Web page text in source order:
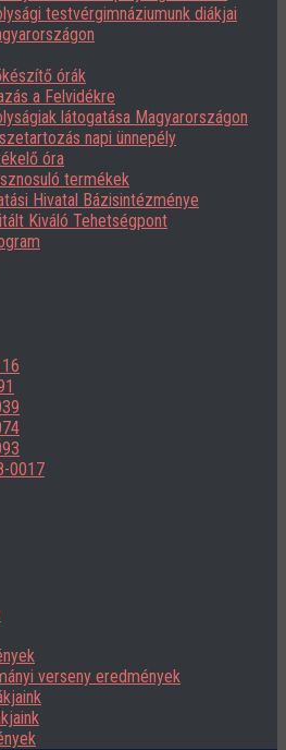
testvérgimnáziumunk diákjai
órák
a Felvidékre
látogatása Magyarországon
napi ünnepély
óra
termékek
Hivatal Bázisintézménye
Kiváló Tehetségpont
0017
verseny eredmények